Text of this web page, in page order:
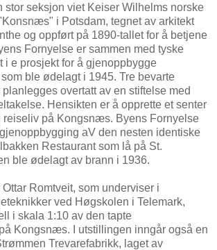
stor seksjon viet Keiser Wilhelms norske
i Potsdam, tegnet av arkitekt
og oppført på 1890-tallet for å betjene
Fornyelse er sammen med tyske
i e prosjekt for å gjenoppbygge
ble ødelagt i 1945. Tre bevarte
overtatt av en stiftelse med
Hensikten er å opprette et senter
reiseliv på Kongsnæs. Byens Fornyelse
aV den nesten identiske
Restaurant som lå på St.
ble ødelagt av brann i 1936.
Romtveit, som underviser i
ved Høgskolen i Telemark,
i skala 1:10 av den tapte
Kongsnæs. I utstillingen inngår også en
Trevarefabrikk, laget av